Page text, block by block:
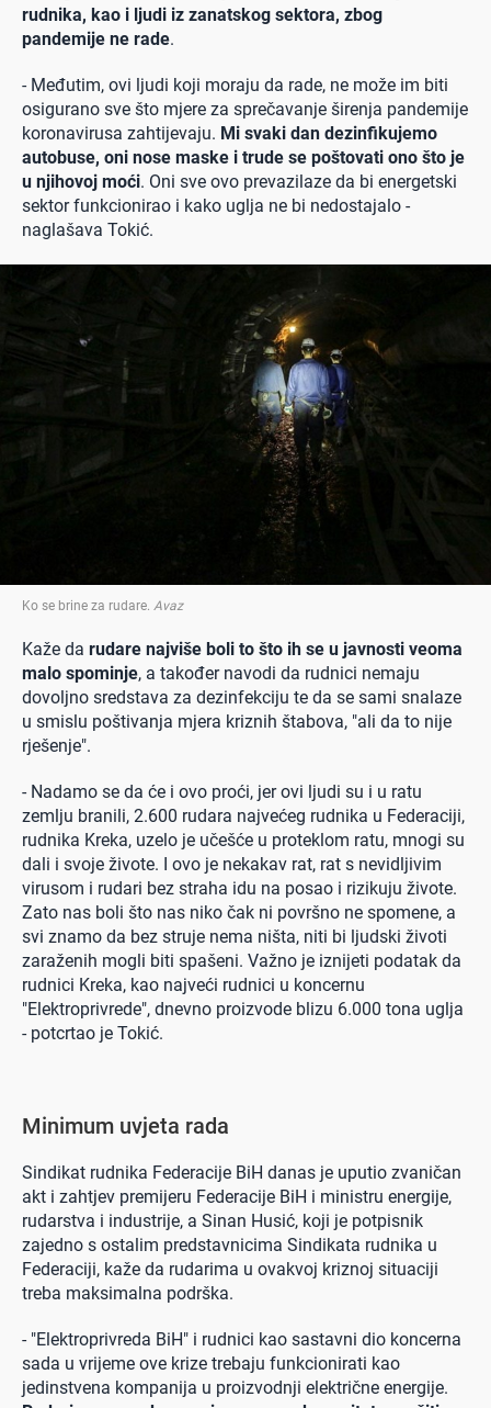
rudnika, kao i ljudi iz zanatskog sektora, zbog
pandemije ne rade.
- Međutim, ovi ljudi koji moraju da rade, ne može im biti
osigurano sve što mjere za sprečavanje širenja pandemije
koronavirusa zahtijevaju. Mi svaki dan dezinfikujemo
autobuse, oni nose maske i trude se poštovati ono što je
u njihovoj moći. Oni sve ovo prevazilaze da bi energetski
sektor funkcionirao i kako uglja ne bi nedostajalo -
naglašava Tokić.
Ko se brine za rudare. Avaz
Kaže da rudare najviše boli to što ih se u javnosti veoma
malo spominje, a također navodi da rudnici nemaju
dovoljno sredstava za dezinfekciju te da se sami snalaze
u smislu poštivanja mjera kriznih štabova, "ali da to nije
rješenje".
- Nadamo se da će i ovo proći, jer ovi ljudi su i u ratu
zemlju branili, 2.600 rudara najvećeg rudnika u Federaciji,
rudnika Kreka, uzelo je učešće u proteklom ratu, mnogi su
dali i svoje živote. I ovo je nekakav rat, rat s nevidljivim
virusom i rudari bez straha idu na posao i rizikuju živote.
Zato nas boli što nas niko čak ni površno ne spomene, a
svi znamo da bez struje nema ništa, niti bi ljudski životi
zaraženih mogli biti spašeni. Važno je iznijeti podatak da
rudnici Kreka, kao najveći rudnici u koncernu
"Elektroprivrede", dnevno proizvode blizu 6.000 tona uglja
- potcrtao je Tokić.
Minimum uvjeta rada
Sindikat rudnika Federacije BiH danas je uputio zvaničan
akt i zahtjev premijeru Federacije BiH i ministru energije,
rudarstva i industrije, a Sinan Husić, koji je potpisnik
zajedno s ostalim predstavnicima Sindikata rudnika u
Federaciji, kaže da rudarima u ovakvoj kriznoj situaciji
treba maksimalna podrška.
- "Elektroprivreda BiH" i rudnici kao sastavni dio koncerna
sada u vrijeme ove krize trebaju funkcionirati kao
jedinstvena kompanija u proizvodnji električne energije.